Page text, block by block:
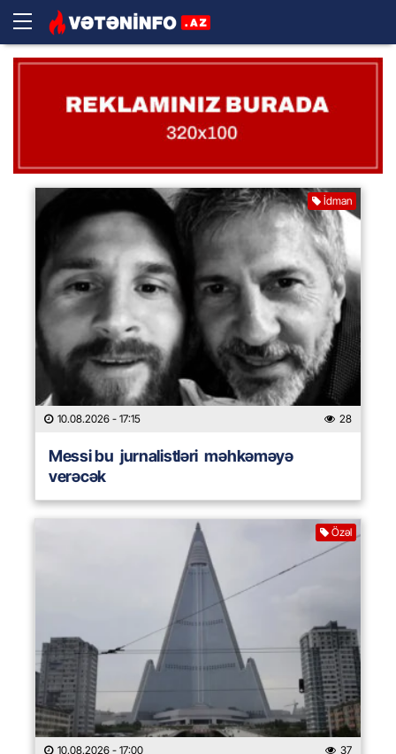
İdman
10.08.2026 - 17:15 28
Messi bu jurnalistləri məhkəməyə
verəcək
Özəl
10.08.2026 - 17:00 37